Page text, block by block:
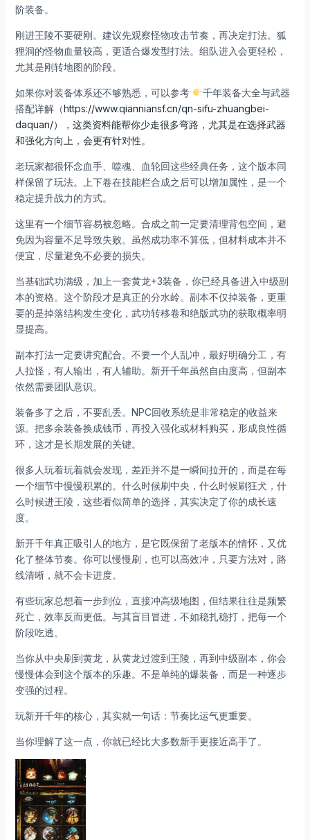
阶装备。
刚进王陵不要硬刚。建议先观察怪物攻击节奏，再决定打法。狐
狸洞的怪物血量较高，更适合爆发型打法。组队进入会更轻松，
尤其是刚转地图的阶段。
如果你对装备体系还不够熟悉，可以参考
千年装备大全与武器
搭配详解（https://www.qianniansf.cn/qn-sifu-zhuangbei-
daquan/），这类资料能帮你少走很多弯路，尤其是在选择武器
和强化方向上，会更有针对性。
老玩家都很怀念血手、噬魂、血轮回这些经典任务，这个版本同
样保留了玩法。上下卷在技能栏合成之后可以增加属性，是一个
稳定提升战力的方式。
这里有一个细节容易被忽略。合成之前一定要清理背包空间，避
免因为容量不足导致失败。虽然成功率不算低，但材料成本并不
便宜，尽量避免不必要的损失。
当基础武功满级，加上一套黄龙+3装备，你已经具备进入中级副
本的资格。这个阶段才是真正的分水岭。副本不仅掉装备，更重
要的是掉落结构发生变化，武功转移卷和绝版武功的获取概率明
显提高。
副本打法一定要讲究配合。不要一个人乱冲，最好明确分工，有
人拉怪，有人输出，有人辅助。新开千年虽然自由度高，但副本
依然需要团队意识。
装备多了之后，不要乱丢。NPC回收系统是非常稳定的收益来
源。把多余装备换成钱币，再投入强化或材料购买，形成良性循
环，这才是长期发展的关键。
很多人玩着玩着就会发现，差距并不是一瞬间拉开的，而是在每
一个细节中慢慢积累的。什么时候刷中央，什么时候刷狂犬，什
么时候进王陵，这些看似简单的选择，其实决定了你的成长速
度。
新开千年真正吸引人的地方，是它既保留了老版本的情怀，又优
化了整体节奏。你可以慢慢刷，也可以高效冲，只要方法对，路
线清晰，就不会卡进度。
有些玩家总想着一步到位，直接冲高级地图，但结果往往是频繁
死亡，效率反而更低。与其盲目冒进，不如稳扎稳打，把每一个
阶段吃透。
当你从中央刷到黄龙，从黄龙过渡到王陵，再到中级副本，你会
慢慢体会到这个版本的乐趣。不是单纯的爆装备，而是一种逐步
变强的过程。
玩新开千年的核心，其实就一句话：节奏比运气更重要。
当你理解了这一点，你就已经比大多数新手更接近高手了。